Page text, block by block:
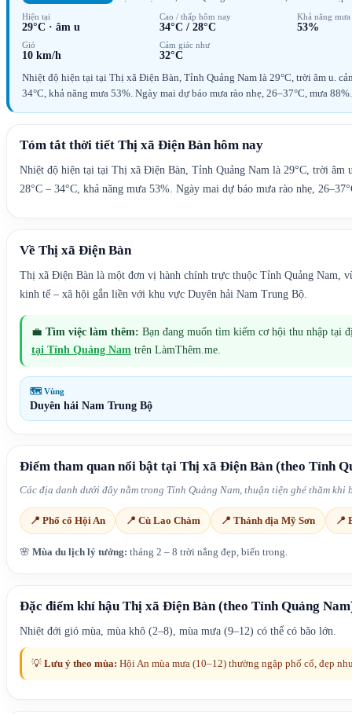
Hiện tại
29°C · âm u
Cao / thấp hôm nay
34°C / 28°C
Khả năng mưa
53%
Gió
10 km/h
Cảm giác như
32°C
Nhiệt độ hiện tại tại Thị xã Điện Bàn, Tỉnh Quảng Nam là 29°C, trời âm u.
34°C, khả năng mưa 53%. Ngày mai dự báo mưa rào nhẹ, 26–37°C, mưa 88%.
Tóm tắt thời tiết Thị xã Điện Bànhôm nay
Nhiệt độ hiện tại tại Thị xã Điện Bàn, Tỉnh Quảng Nam là 29°C, trời âm
28°C – 34°C, khả năng mưa 53%. Ngày mai dự báo mưa rào nhẹ,
Về Thị xã Điện Bàn
Thị xã Điện Bàn là một đơn vị hành chính trực thuộc Tỉnh Quảng Nam,
kinh tế – xã hội gắn liền với khu vực Duyên hải Nam Trung Bộ.
💼 Tìm việc làm thêm: Bạn đang muốn tìm kiếm cơ hội thu nhập tại
tại Tỉnh Quảng Nam trên LàmThêm.me.
🗺 Vùng
Duyên hải Nam Trung Bộ
Điểm tham quan nổi bật tại Thị xã Điện Bàn(theo Tỉnh
Các địa danh dưới đây nằm trong Tỉnh Quảng Nam, thuận tiện ghé thăm khi
📍 Phố cổ Hội An 📍 Cù Lao Chàm 📍 Thánh địa Mỹ Sơn 📍
🌸 Mùa du lịch lý tưởng: tháng 2 – 8 trời nắng đẹp, biển trong.
Đặc điểm khí hậu Thị xã Điện Bàn(theo Tỉnh Quảng
Nhiệt đới gió mùa, mùa khô (2–8), mùa mưa (9–12) có thể có bão lớn.
💡 Lưu ý theo mùa: Hội An mùa mưa (10–12) thường ngập phố cổ, đẹp